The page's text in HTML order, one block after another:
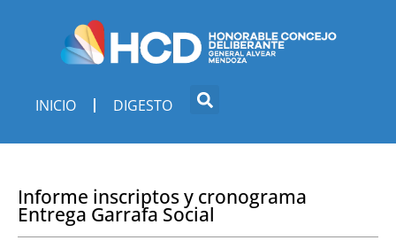
INICIO DIGESTO
Informe inscriptos y cronograma
Entrega Garrafa Social